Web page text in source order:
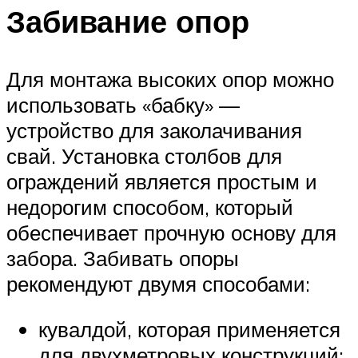
Забивание опор
Для монтажа высоких опор можно
использовать «бабку» —
устройство для заколачивания
свай. Установка столбов для
ограждений является простым и
недорогим способом, который
обеспечивает прочную основу для
забора. Забивать опоры
рекомендуют двумя способами:
кувалдой, которая применяется